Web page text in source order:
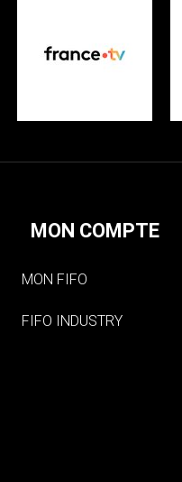
MON COMPTE
MON FIFO
FIFO INDUSTRY